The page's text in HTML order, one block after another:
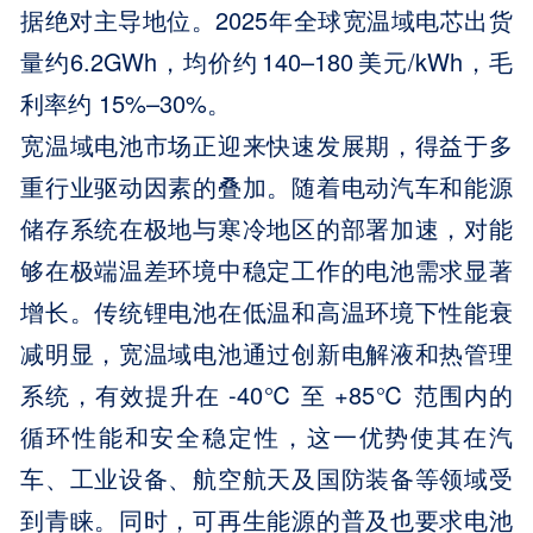
据绝对主导地位。2025年全球宽温域电芯出货
量约6.2GWh，均价约 140–180 美元/kWh，毛
利率约 15%–30%。
宽温域电池市场正迎来快速发展期，得益于多
重行业驱动因素的叠加。随着电动汽车和能源
储存系统在极地与寒冷地区的部署加速，对能
够在极端温差环境中稳定工作的电池需求显著
增长。传统锂电池在低温和高温环境下性能衰
减明显，宽温域电池通过创新电解液和热管理
系统，有效提升在 -40℃ 至 +85℃ 范围内的
循环性能和安全稳定性，这一优势使其在汽
车、工业设备、航空航天及国防装备等领域受
到青睐。同时，可再生能源的普及也要求电池